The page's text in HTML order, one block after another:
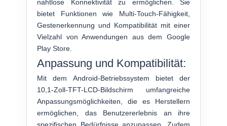
nahtlose Konnektivität zu ermöglichen. Sie
bietet Funktionen wie Multi-Touch-Fähigkeit,
Gestenerkennung und Kompatibilität mit einer
Vielzahl von Anwendungen aus dem Google
Play Store.
Anpassung und Kompatibilität:
Mit dem Android-Betriebssystem bietet der
10,1-Zoll-TFT-LCD-Bildschirm umfangreiche
Anpassungsmöglichkeiten, die es Herstellern
ermöglichen, das Benutzererlebnis an ihre